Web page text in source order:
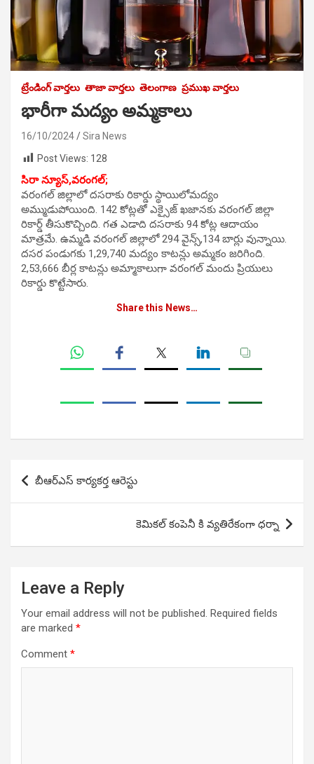
ట్రేండింగ్ వార్తలు తాజా వార్తలు తెలంగాణ ప్రముఖ వార్తలు
భారీగా మద్యం అమ్మకాలు
16/10/2024
Sira News
Post Views: 128
సిరా న్యూస్,వరంగల్;
వరంగల్ జిల్లాలో దసరాకు రికార్డు స్థాయిలోమద్యం
అమ్ముడుపోయింది. 142 కోట్లతో ఎక్సైజ్ ఖజానకు వరంగల్ జిల్లా
రికార్డ్ తీసుకొచ్చింది. గత ఎడాది దసరాకు 94 కోట్ల ఆదాయం
మాత్రమే. ఉమ్మడి వరంగల్ జిల్లాలో 294 వైన్స్,134 బార్లు వున్నాయి.
దసర పండుగకు 1,29,740 మద్యం కాటన్లు అమ్మకం జరిగింది.
2,53,666 బీర్ల కాటన్లు అమ్మాకాలుగా వరంగల్ మందు ప్రియులు
రికార్డు కొట్టేసారు.
Share this News…
Post
navigation
బీఆర్ఎస్ కార్యకర్త ఆరెస్టు
కెమికల్ కంపెనీ కి వ్యతిరేకంగా ధర్నా
Leave a Reply
Your email address will not be published. Required fields
are marked *
Comment *